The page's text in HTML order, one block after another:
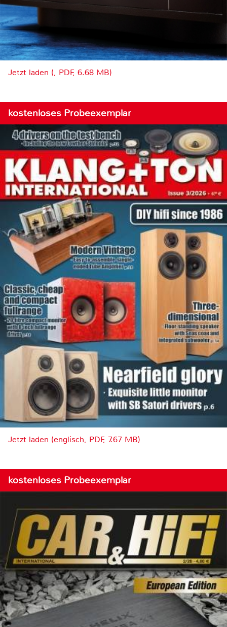
Jetzt laden (, PDF, 6.68 MB)
kostenloses Probeexemplar
Jetzt laden (englisch, PDF, 7.67 MB)
kostenloses Probeexemplar